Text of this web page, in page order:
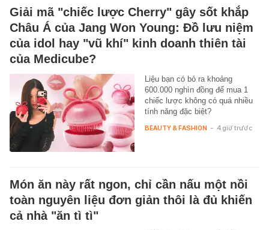
Giải mã "chiếc lược Cherry" gây sốt khắp
Châu Á của Jang Won Young: Đồ lưu niệm
của idol hay "vũ khí" kinh doanh thiên tài
của Medicube?
Liệu bạn có bỏ ra khoảng
600.000 nghìn đồng để mua 1
chiếc lược không có quá nhiều
tính năng đặc biệt?
BEAUTY & FASHION - 4 giờ trước
Món ăn này rất ngon, chỉ cần nấu một nồi
toàn nguyên liệu đơn giản thôi là đủ khiến
cả nhà "ăn tì tì"